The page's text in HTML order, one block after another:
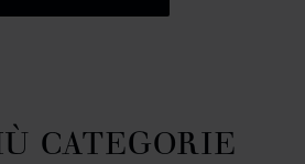
CATEGORIE